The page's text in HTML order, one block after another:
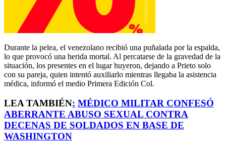
Durante la pelea, el venezolano recibió una puñalada por la espalda,
lo que provocó una herida mortal. Al percatarse de la gravedad de la
situación, los presentes en el lugar huyeron, dejando a Prieto solo
con su pareja, quien intentó auxiliarlo mientras llegaba la asistencia
médica, informó el medio Primera Edición Col.
LEA TAMBIÉN: MÉDICO MILITAR CONFESÓ
ABERRANTE ABUSO SEXUAL CONTRA
DECENAS DE SOLDADOS EN BASE DE
WASHINGTON